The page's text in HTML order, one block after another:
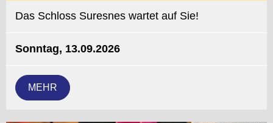
Das Schloss Suresnes wartet auf Sie!
Sonntag, 13.09.2026
MEHR